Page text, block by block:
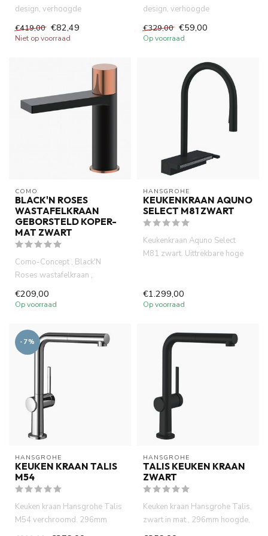
design, verhoogde
wastafelkraan, nikkel.
Antibacterieel ele...
€419,00 €82,49
Niet op voorraad
design, verhoogde
wastafelkraan chroom,
antibacterieel elec...
€329,00 €59,00
Op voorraad
COMO
BLACK'N ROSES
WASTAFELKRAAN
GEBORSTELD KOPER-
MAT ZWART
Como-Concept , Black'N
Roses wastafelkraan ,
antibacterieel electro plated in
m...
€209,00
Op voorraad
HANSGROHE
KEUKENKRAAN AQUNO
SELECT M81 ZWART
Keukenkraan Aquno Select
M81 zwart. Uittrekbare hoge
€1.299,00
Op voorraad
-7%
HANSGROHE
KEUKEN KRAAN TALIS
M54
Keuken kraan Hansgrohe Talis
M54 verchroomd. 296mm
hoogde, uittrekbare
HANSGROHE
TALIS KEUKEN KRAAN
ZWART
Keuken kraan Hansgrohe Talis,
zwart in mat., 296mm hoogde,
uittrekbare handdouch...